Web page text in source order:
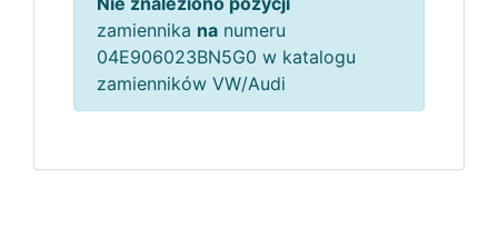
zamiennika na numeru
04E906023BN5G0 w katalogu
zamienników VW/Audi